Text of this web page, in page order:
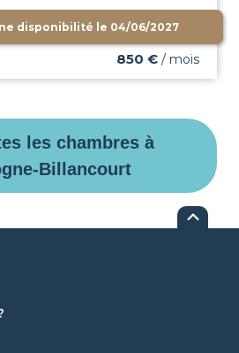
disponibilité le 04/06/2027
850 € / mois
les chambres à
Billancourt